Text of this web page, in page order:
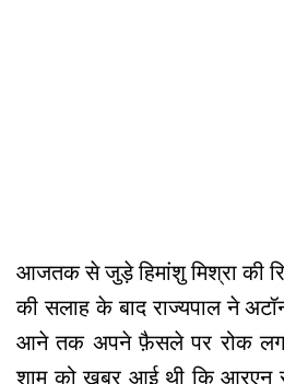
आजतक से जुड़े हिमांशु मिश्रा की
की सलाह के बाद राज्यपाल ने
आने तक अपने फ़ैसले पर रोक
शाम को ख़बर आई थी कि आरएन